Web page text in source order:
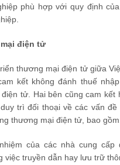
phù hợp với quy định
điện tử
thương mại điện tử giữa
kết không đánh thuế
tử. Hai bên cũng cam kết
trì đối thoại về các vấn
thương mại điện tử, bao
của các nhà cung cấp
việc truyền dẫn hay lưu trữ